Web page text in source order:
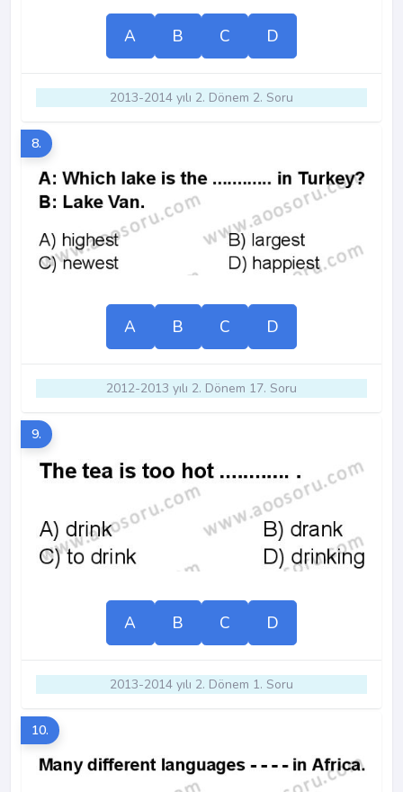
A B C D
2013-2014 yılı 2. Dönem 2. Soru
8.
A B C D
2012-2013 yılı 2. Dönem 17. Soru
9.
A B C D
2013-2014 yılı 2. Dönem 1. Soru
10.